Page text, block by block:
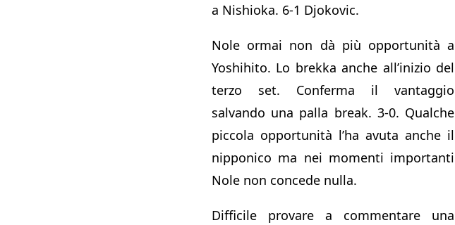
a Nishioka. 6-1 Djokovic.
Nole ormai non dà più opportunità a
Yoshihito. Lo brekka anche all’inizio del
terzo set. Conferma il vantaggio
salvando una palla break. 3-0. Qualche
piccola opportunità l’ha avuta anche il
nipponico ma nei momenti importanti
Nole non concede nulla.
Difficile provare a commentare una